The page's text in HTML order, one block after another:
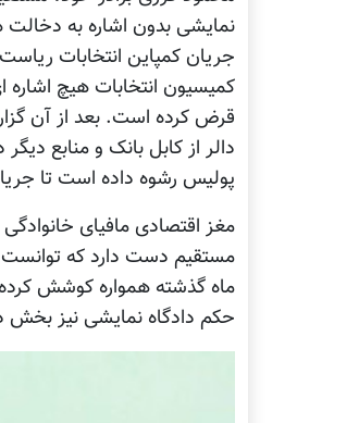
نمایشی بدون اشاره به
جریان کمپاین انتخابات
کمیسیون انتخابات هیچ اشاره
قرض کرده است. بعد از آن
دالر از کابل بانک و منابع
پولیس رشوه داده است تا
مغز اقتصادی مافیای
مستقیم دست دارد که توانست
ماه گذشته همواره کوشش کرده
حکم دادگاه نمایشی نیز